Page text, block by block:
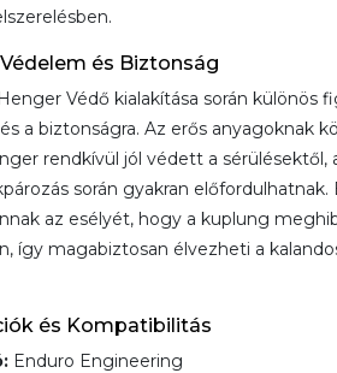
és Biztonság
Védő kialakítása során különös
a biztonságra. Az erős anyagoknak
rendkívül jól védett a sérülésektől,
során gyakran előfordulhatnak.
az esélyét, hogy a kuplung
így magabiztosan élvezheti a
és Kompatibilitás
Enduro Engineering